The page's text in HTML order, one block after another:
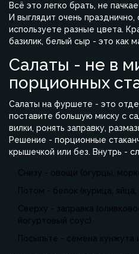
Всё это легко брать, не
И выглядит очень
используете разные цвета.
базилик, белый сыр - это как
Салаты - не в
порционных
Салаты на фуршете - это
поставите большую миску с
вилки, ронять заправку,
Решение - порционные
крышечкой или без. Внутрь -
Снизу - овощи (огурцы,
Потом - белок (курица, яйца,
Сверху - заправка
йогуртовый соус)
Посыпьте - семена кунжута